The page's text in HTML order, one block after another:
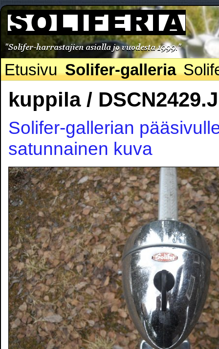
Etusivu Solifer-galleria
kuppila /
Solifer-gallerian
satunnainen kuva